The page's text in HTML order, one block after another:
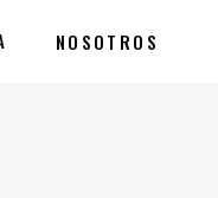
NOSOTROS